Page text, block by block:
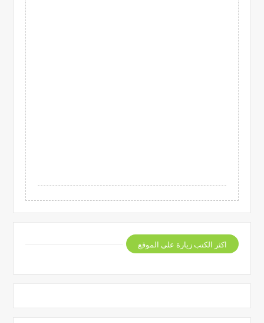
اكثر الكتب زيارة على الموقع